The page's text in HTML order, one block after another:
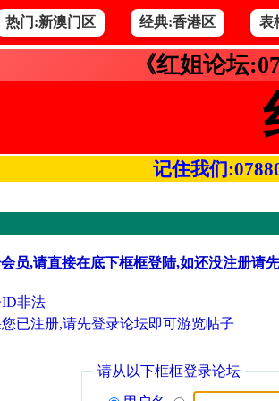
热门:新澳门区 经典:香港区 表
《红姐论坛
记住我们
员,请直接在底下框框登陆,如还没注册请
非法
已注册,请先登录论坛即可游览帖子
请从以下框框登录论坛